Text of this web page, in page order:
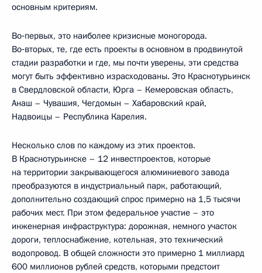
основным критериям.
Во‑первых, это наиболее кризисные моногорода.
Во‑вторых, те, где есть проекты в основном в продвинутой
стадии разработки и где, мы почти уверены, эти средства
могут быть эффективно израсходованы. Это Краснотурьинск
в Свердловской области, Юрга – Кемеровская область,
Анаш – Чувашия, Чегдомын – Хабаровский край,
Надвоицы – Республика Карелия.
Несколько слов по каждому из этих проектов.
В Краснотурьинске – 12 инвестпроектов, которые
на территории закрывающегося алюминиевого завода
преобразуются в индустриальный парк, работающий,
дополнительно создающий спрос примерно на 1,5 тысячи
рабочих мест. При этом федеральное участие – это
инженерная инфраструктура: дорожная, немного участок
дороги, теплоснабжение, котельная, это технический
водопровод. В общей сложности это примерно 1 миллиард
600 миллионов рублей средств, которыми предстоит